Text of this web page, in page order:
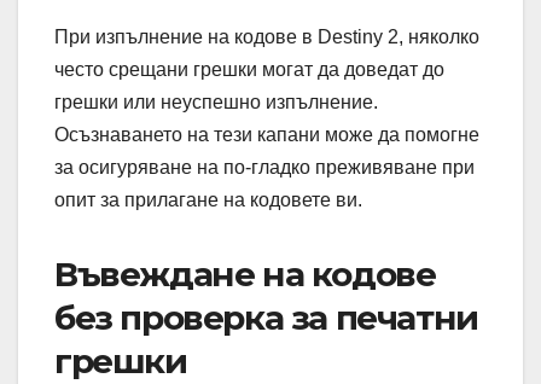
При изпълнение на кодове в Destiny 2, няколко
често срещани грешки могат да доведат до
грешки или неуспешно изпълнение.
Осъзнаването на тези капани може да помогне
за осигуряване на по-гладко преживяване при
опит за прилагане на кодовете ви.
Въвеждане на кодове
без проверка за печатни
грешки